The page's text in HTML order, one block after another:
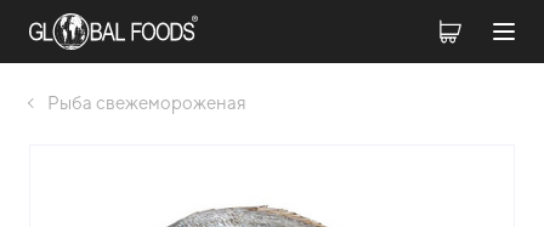
Рыба свежемороженая